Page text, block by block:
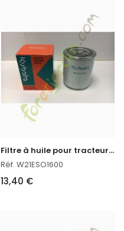
F
iltre à huile pour tracteur kubota
Réf. W21ESO1600
13,40 €